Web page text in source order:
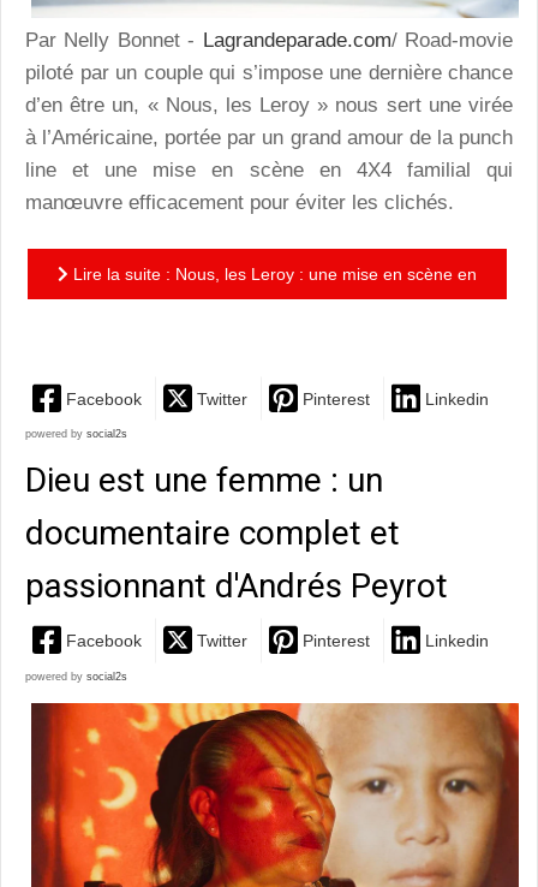
Par Nelly Bonnet - Lagrandeparade.com/ Road-movie
piloté par un couple qui s’impose une dernière chance
d’en être un, « Nous, les Leroy » nous sert une virée
à l’Américaine, portée par un grand amour de la punch
line et une mise en scène en 4X4 familial qui
manœuvre efficacement pour éviter les clichés.
Lire la suite : Nous, les Leroy : une mise en scène en
Facebook Twitter Pinterest Linkedin
powered by social2s
Dieu est une femme : un
documentaire complet et
passionnant d'Andrés Peyrot
Facebook Twitter Pinterest Linkedin
powered by social2s